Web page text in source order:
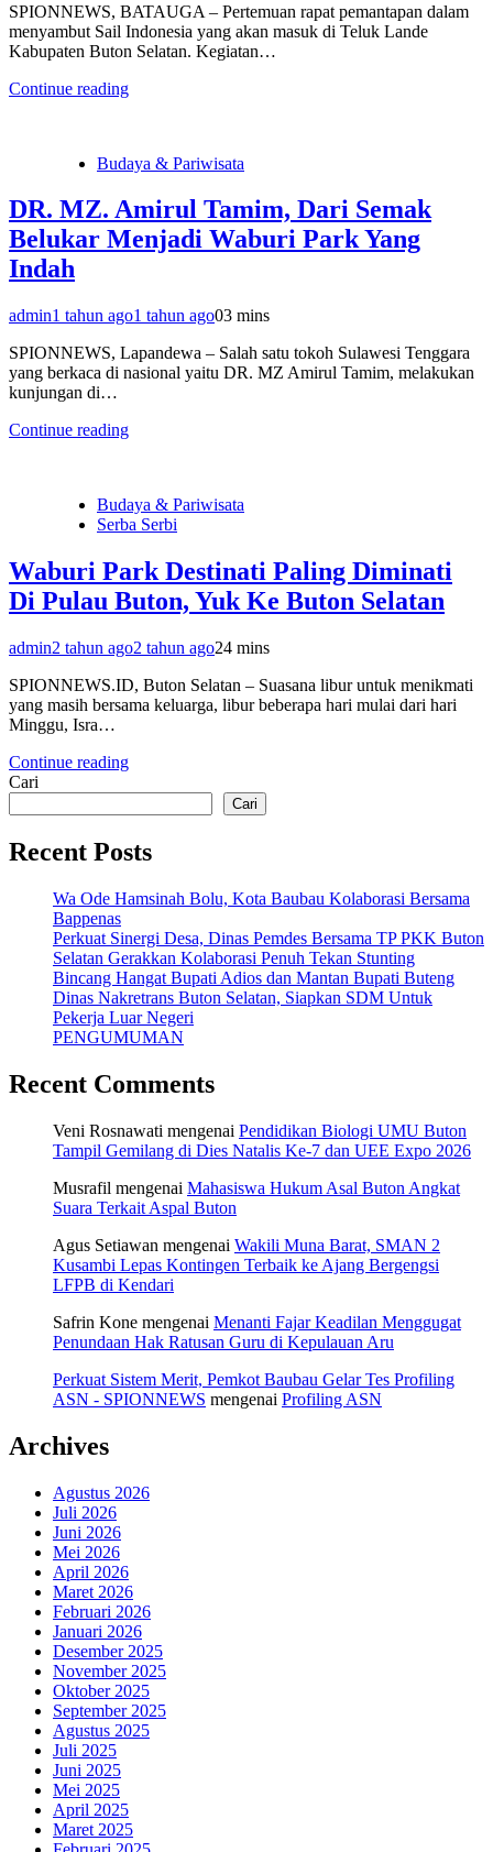
SPIONNEWS, BATAUGA – Pertemuan rapat pemantapan dalam
menyambut Sail Indonesia yang akan masuk di Teluk Lande
Kabupaten Buton Selatan. Kegiatan…
Continue reading
Budaya & Pariwisata
DR. MZ. Amirul Tamim, Dari Semak
Belukar Menjadi Waburi Park Yang
Indah
admin1 tahun ago1 tahun ago03 mins
SPIONNEWS, Lapandewa – Salah satu tokoh Sulawesi Tenggara
yang berkaca di nasional yaitu DR. MZ Amirul Tamim, melakukan
kunjungan di…
Continue reading
Budaya & Pariwisata
Serba Serbi
Waburi Park Destinati Paling Diminati
Di Pulau Buton, Yuk Ke Buton Selatan
admin2 tahun ago2 tahun ago24 mins
SPIONNEWS.ID, Buton Selatan – Suasana libur untuk menikmati
yang masih bersama keluarga, libur beberapa hari mulai dari hari
Minggu, Isra…
Continue reading
Cari
Cari
Recent Posts
Wa Ode Hamsinah Bolu, Kota Baubau Kolaborasi Bersama
Bappenas
Perkuat Sinergi Desa, Dinas Pemdes Bersama TP PKK Buton
Selatan Gerakkan Kolaborasi Penuh Tekan Stunting
Bincang Hangat Bupati Adios dan Mantan Bupati Buteng
Dinas Nakretrans Buton Selatan, Siapkan SDM Untuk
Pekerja Luar Negeri
PENGUMUMAN
Recent Comments
Veni Rosnawati mengenai Pendidikan Biologi UMU Buton
Tampil Gemilang di Dies Natalis Ke-7 dan UEE Expo 2026
Musrafil mengenai Mahasiswa Hukum Asal Buton Angkat
Suara Terkait Aspal Buton
Agus Setiawan mengenai Wakili Muna Barat, SMAN 2
Kusambi Lepas Kontingen Terbaik ke Ajang Bergengsi
LFPB di Kendari
Safrin Kone mengenai Menanti Fajar Keadilan Menggugat
Penundaan Hak Ratusan Guru di Kepulauan Aru
Perkuat Sistem Merit, Pemkot Baubau Gelar Tes Profiling
ASN - SPIONNEWS mengenai Profiling ASN
Archives
Agustus 2026
Juli 2026
Juni 2026
Mei 2026
April 2026
Maret 2026
Februari 2026
Januari 2026
Desember 2025
November 2025
Oktober 2025
September 2025
Agustus 2025
Juli 2025
Juni 2025
Mei 2025
April 2025
Maret 2025